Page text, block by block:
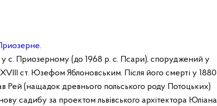
с. Приозерному (до 1968 р. с. Псари), споруджений у
ст. Юзефом Яблоновським. Після його смерті у 1880
Рей (нащадок древнього польського роду Потоцьких)
садибу за проектом львівського архітектора Юліана